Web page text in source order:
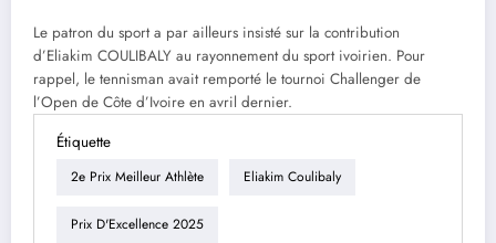
Le patron du sport a par ailleurs insisté sur la contribution
d’Eliakim COULIBALY au rayonnement du sport ivoirien. Pour
rappel, le tennisman avait remporté le tournoi Challenger de
l’Open de Côte d’Ivoire en avril dernier.
Étiquette
2e Prix Meilleur Athlète Eliakim Coulibaly
Prix D'Excellence 2025